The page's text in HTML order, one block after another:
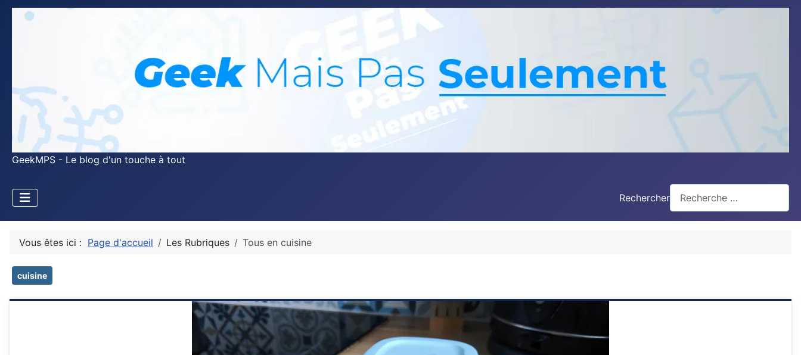
GeekMPS - Le blog d'un touche à tout
Rechercher
Vous êtes ici : Page d'accueil Les Rubriques Tous en cuisine
cuisine